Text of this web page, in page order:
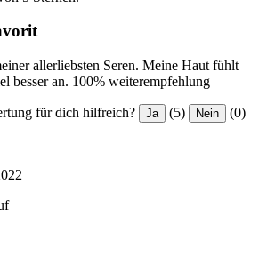
allerliebsten Seren. Meine Haut fühlt
besser an. 100% weiterempfehlung
für dich hilfreich? Ja (5) Nein (0)